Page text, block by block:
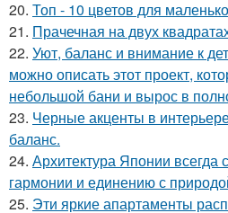
20. Топ - 10 цветов для
21. Прачечная на двух
22. Уют, баланс и внимание к
можно описать этот проект,
небольшой бани и вырос в
23. Черные акценты в
баланс.
24. Архитектура Японии всегда
гармонии и единению с
25. Эти яркие апартаменты